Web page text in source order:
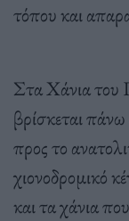
τόπου και
Στα Χάνια του
βρίσκεται
προς το
χιονοδρομικό
και τα χάνια